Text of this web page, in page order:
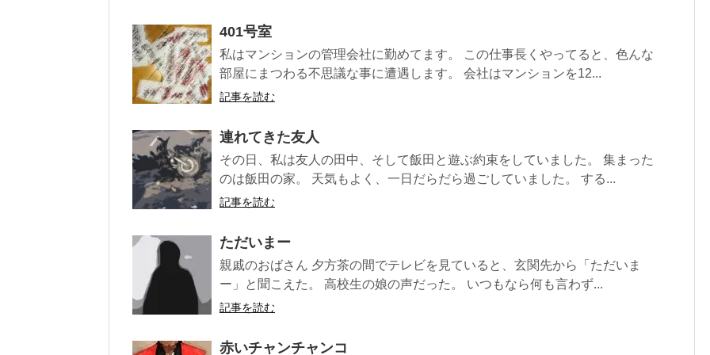
401号室
私はマンションの管理会社に勤めてます。 この仕事長くやってると、色んな
部屋にまつわる不思議な事に遭遇します。 会社はマンションを12...
記事を読む
連れてきた友人
その日、私は友人の田中、そして飯田と遊ぶ約束をしていました。 集まった
のは飯田の家。 天気もよく、一日だらだら過ごしていました。 する...
記事を読む
ただいまー
親戚のおばさん 夕方茶の間でテレビを見ていると、玄関先から「ただいま
ー」と聞こえた。 高校生の娘の声だった。 いつもなら何も言わず...
記事を読む
赤いチャンチャンコ